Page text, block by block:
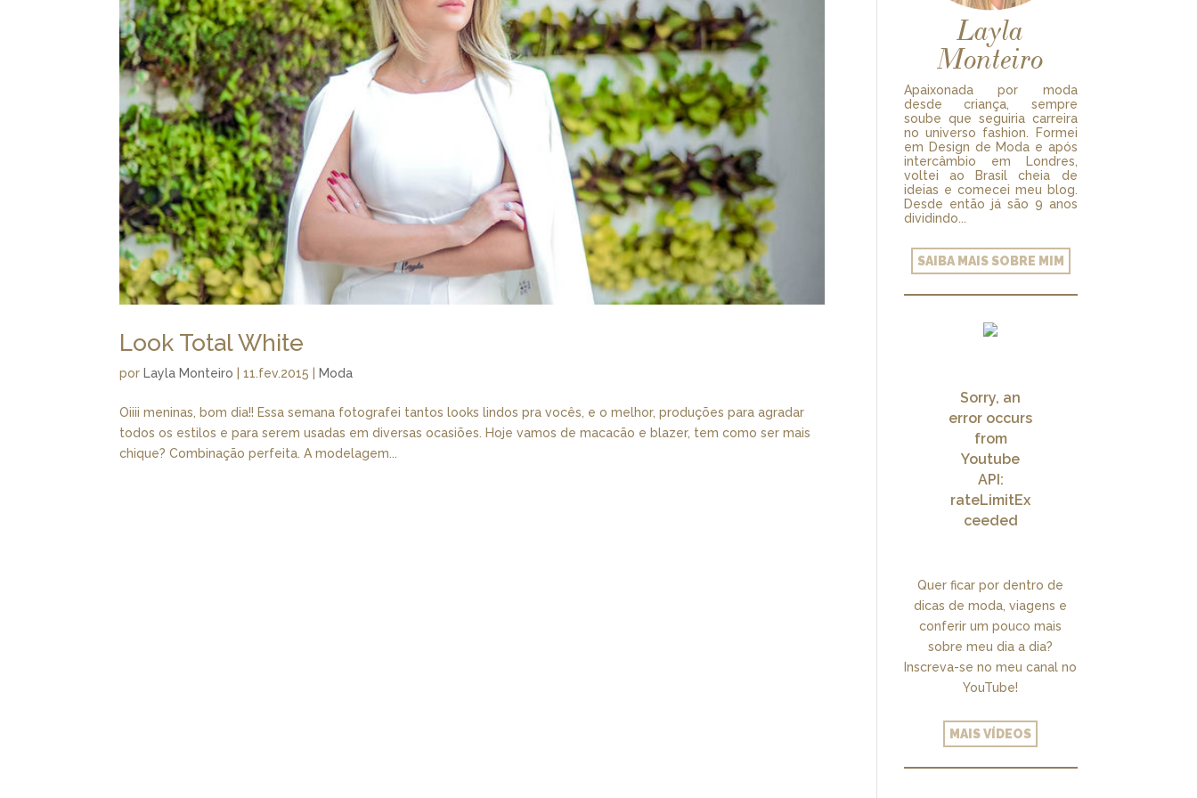
Look Total White
por Layla Monteiro |11.fev.2015 Moda
Oiiii meninas, bom dia!! Essa semana fotografei tantos looks lindos pra vocês, e o melhor, produções para agradar
todos os estilos e para serem usadas em diversas ocasiões. Hoje vamos de macacão e blazer, tem como ser mais
chique? Combinação perfeita. A modelagem...
Layla
Monteiro
Apaixonada por moda
desde criança, sempre
soube que seguiria carreira
no universo fashion. Formei
em Design de Moda e após
intercâmbio em Londres,
voltei ao Brasil cheia de
ideias e comecei meu blog.
Desde então já são 9 anos
dividindo...
SAIBA MAIS SOBRE MIM
Sorry, an
error occurs
from
Youtube
API:
rateLimitEx
ceeded
Quer ficar por dentro de
dicas de moda, viagens e
conferir um pouco mais
sobre meu dia a dia?
Inscreva-se no meu canal no
YouTube!
MAIS VÍDEOS